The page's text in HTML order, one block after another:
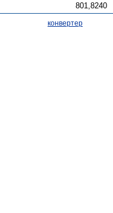
801,8240
конвертер